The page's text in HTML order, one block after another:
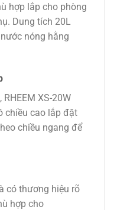
hợp lắp cho phòng
Dung tích 20L
nóng hằng
XS-20W
chiều cao lắp đặt
chiều ngang để
có thương hiệu rõ
hợp cho